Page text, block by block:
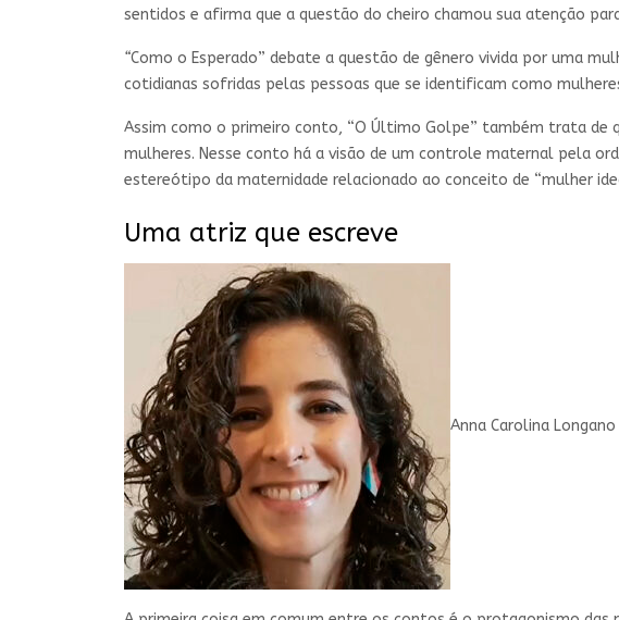
sentidos e afirma que a questão do cheiro chamou sua atenção
“Como o Esperado” debate a questão de gênero vivida por uma
cotidianas sofridas pelas pessoas que se identificam como
Assim como o primeiro conto, “O Último Golpe” também trata
mulheres. Nesse conto há a visão de um controle maternal pela
estereótipo da maternidade relacionado ao conceito de “mulher
Uma atriz que escreve
Anna Carolina